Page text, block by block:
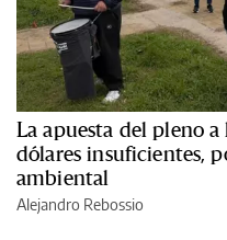
La apuesta del pleno
dólares insuficientes,
ambiental
Alejandro Rebossio